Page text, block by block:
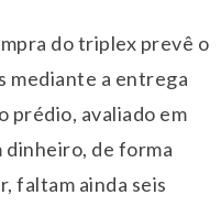
do triplex prevê o
mediante a entrega
prédio, avaliado em
dinheiro, de forma
faltam ainda seis